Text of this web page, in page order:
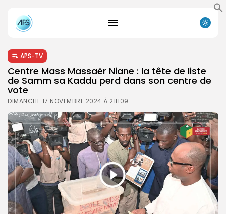
APS-TV
Centre Mass Massaër Niane : la tête de liste
de Samm sa Kaddu perd dans son centre de
vote
DIMANCHE 17 NOVEMBRE 2024 À 21H09